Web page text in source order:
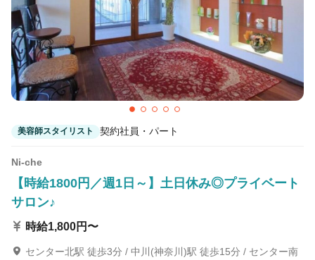
美容師スタイリスト 契約社員・パート
Ni-che
【時給1800円／週1日～】土日休み◎プライベート
サロン♪
時給1,800円〜
センター北駅 徒歩3分 / 中川(神奈川)駅 徒歩15分 / センター南